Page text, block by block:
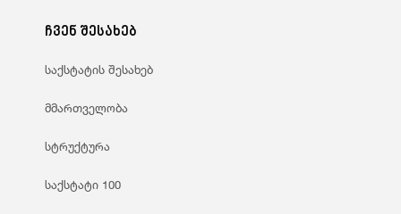
ჩვენ შესახებ
საქსტატის შესახებ
მმართველობა
სტრუქტურა
საქსტატი 100